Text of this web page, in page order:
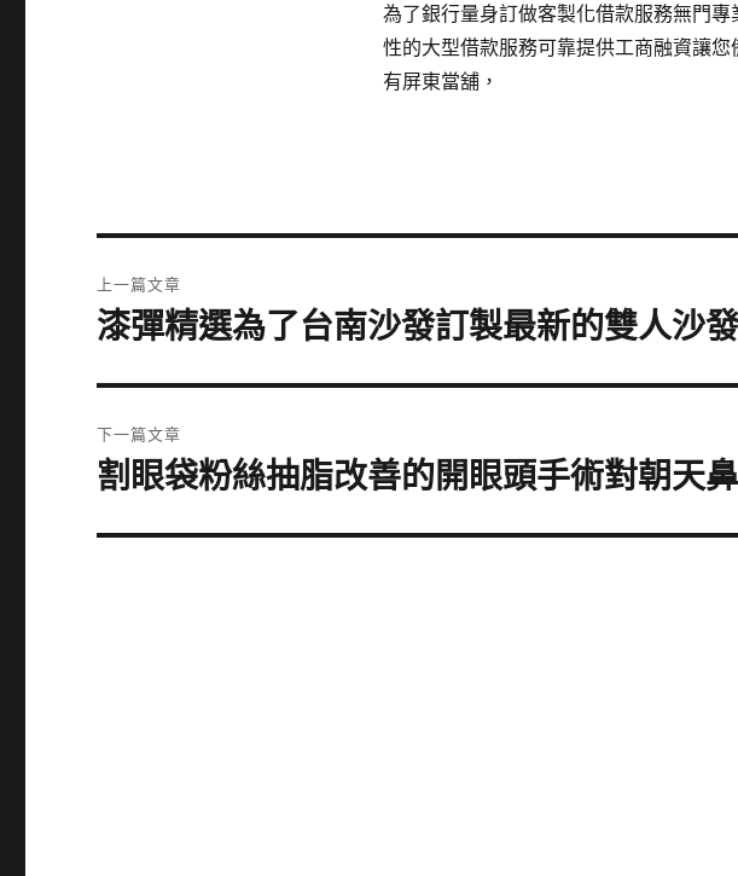
為了銀行量身訂做客製化借款服務無門專
性的大型借款服務可靠提供工商融資讓您
有屏東當舖，
章
上一篇文章
上
篇
文
章:
漆彈精選為了台南沙發訂製最新的雙人沙
下一篇文章
下
篇
割眼袋粉絲抽脂改善的開眼頭手術對朝天